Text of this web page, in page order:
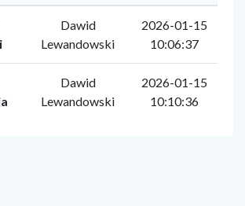
Dawid
Lewandowski
2026-01-15
10:06:37
Dawid
Lewandowski
2026-01-15
10:10:36